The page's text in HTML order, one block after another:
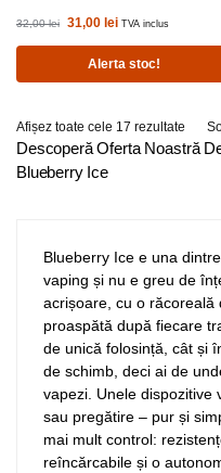
32,00lei 31,00 lei TVA inclus
Alerta stoc!
Afișez toate cele 17 rezultate
Descoperă Oferta Noastră
Blueberry Ice
Blueberry Ice e una
vaping și nu e greu de
acrișoare, cu o
proaspătă după fiecare
de unică folosință, cât și
de schimb, deci ai de
vapezi. Unele dispozitive
sau pregătire – pur și
mai mult control:
reîncărcabile și o